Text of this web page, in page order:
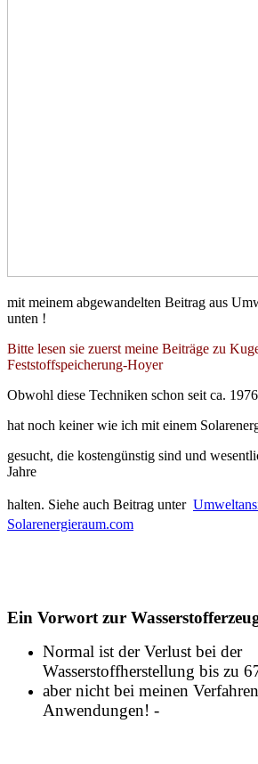
mit meinem abgewandelten Beitrag aus
unten !
Bitte lesen sie zuerst meine Beiträge zu
Feststoffspeicherung-Hoyer
Obwohl diese Techniken schon seit ca.
hat noch keiner wie ich mit einem
gesucht, die kostengünstig sind und
Jahre
halten. Siehe auch Beitrag unter
Solarenergieraum.com
Ein Vorwort zur
Normal ist der Verlust bei der
Wasserstoffherstellung bis zu
aber nicht bei meinen
Anwendungen! -